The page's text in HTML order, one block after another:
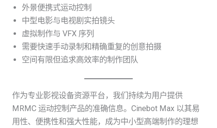
外景便携式运动控制
中型电影与电视剧实拍镜头
虚拟制作与 VFX 序列
需要快速手动录制和精确重复的创意拍摄
空间有限但追求高效率的制作团队
作为专业影视设备资源平台，我们持续为用户提供
MRMC 运动控制产品的准确信息。Cinebot Max 以其易
用性、便携性和强大性能，成为中小型高端制作的理想